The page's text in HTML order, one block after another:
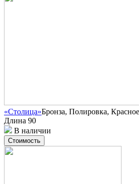
«Столица»Бронза, Полировка,
Длина 90
В наличии
Стоимость